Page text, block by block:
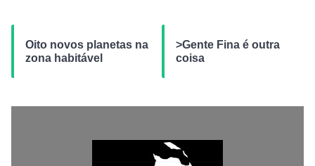
Oito novos planetas na
zona habitável
>Gente Fina é outra
coisa